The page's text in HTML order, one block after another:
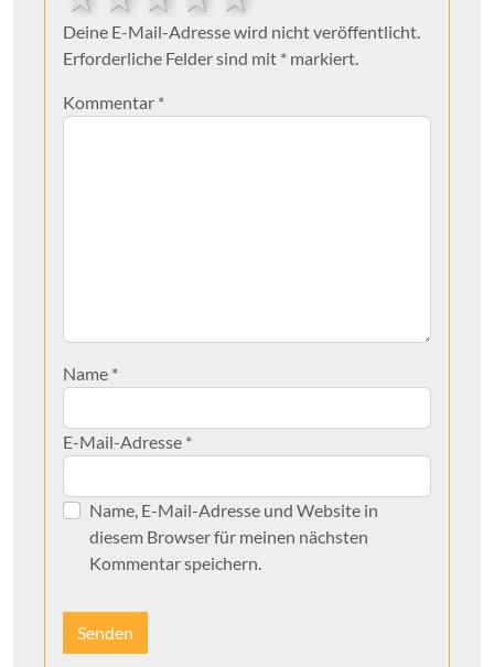
Deine E-Mail-Adresse wird nicht veröffentlicht.
Erforderliche Felder sind mit * markiert.
Kommentar *
Name *
E-Mail-Adresse *
Name, E-Mail-Adresse und Website in
diesem Browser für meinen nächsten
Kommentar speichern.